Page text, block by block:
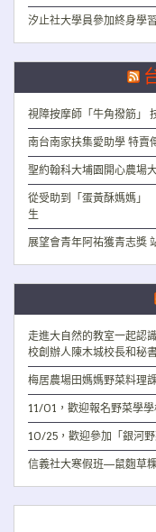
汐止社大學員參加終身學
視障按摩師「牛角撥筋」
南台南家扶集愛助學 特賣
聖約翰科大埔園開心農場
從受助到「蛋黃酥媽媽」
生
展望會青年阿祐獲青志獎
走進大自然的教室一起認
校創辦人陳木城校長和秘
梅居農場田媽媽野菜料理
11/01，歡迎報名野菜學學
10/25，歡迎參加「銀河
信義社大寒假班—鼠麴草